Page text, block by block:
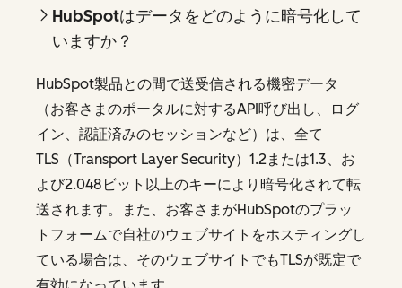
HubSpotはデータをどのように暗号化して
いますか？
HubSpot製品との間で送受信される機密データ
（お客さまのポータルに対するAPI呼び出し、ログ
イン、認証済みのセッションなど）は、全て
TLS（Transport Layer Security）1.2または1.3、お
よび2.048ビット以上のキーにより暗号化されて転
送されます。また、お客さまがHubSpotのプラッ
トフォームで自社のウェブサイトをホスティングし
ている場合は、そのウェブサイトでもTLSが既定で
有効になっています。